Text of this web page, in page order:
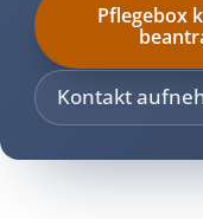
Pflegebox
Kontakt